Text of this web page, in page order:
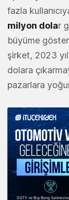
fazla
milyon dolar
büyüme
şirket, 2023
dolara
pazarlara